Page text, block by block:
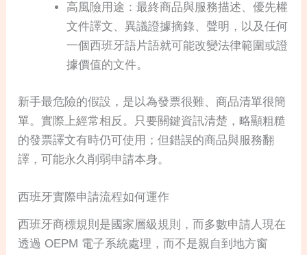
高風險用途：最終商品與服務描述、優先權
文件譯文、異議證據摘錄、聲明，以及任何
一個西班牙語片語就可能改變法律範圍或證
據價值的文件。
新手最危險的假設，是以為發票很難、商品清單很簡
單。實際上經常相反。只要關鍵資訊清楚，略顯粗糙
的發票譯文有時仍可使用；但錯誤的商品與服務翻
譯，可能永久削弱申請本身。
西班牙實際申請流程如何運作
西班牙商標規則是國家層級規則，而多數申請人現在
透過 OEPM 電子系統處理，而不是親自到地方窗